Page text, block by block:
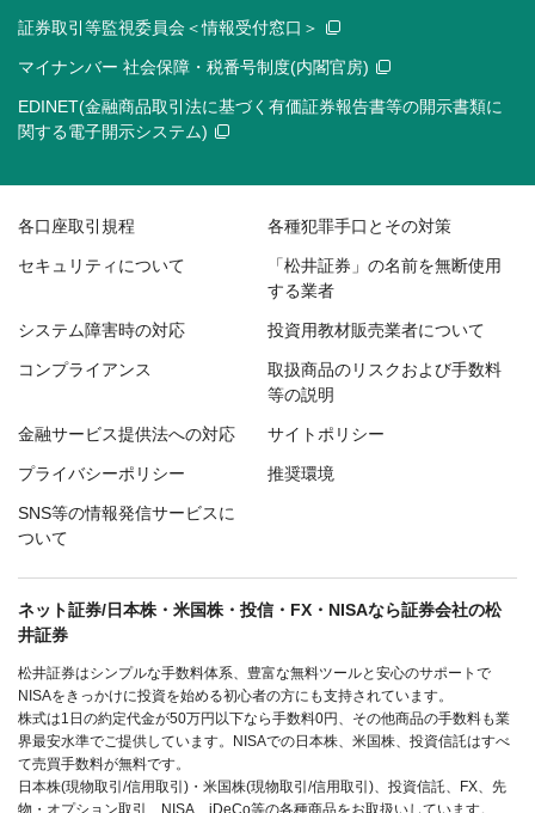
証券取引等監視委員会＜情報受付窓口＞
マイナンバー 社会保障・税番号制度(内閣官房)
EDINET(金融商品取引法に基づく有価証券報告書等の開示書類に
関する電子開示システム)
各口座取引規程 各種犯罪手口とその対策
セキュリティについて
「松井証券」の名前を無断使用
する業者
システム障害時の対応 投資用教材販売業者について
コンプライアンス
取扱商品のリスクおよび手数料
等の説明
金融サービス提供法への対応 サイトポリシー
プライバシーポリシー 推奨環境
SNS等の情報発信サービスに
ついて
ネット証券/日本株・米国株・投信・FX・NISAなら証券会社の松
井証券
松井証券はシンプルな手数料体系、豊富な無料ツールと安心のサポートで
NISAをきっかけに投資を始める初心者の方にも支持されています。
株式は1日の約定代金が50万円以下なら手数料0円、その他商品の手数料も業
界最安水準でご提供しています。NISAでの日本株、米国株、投資信託はすべ
て売買手数料が無料です。
日本株(現物取引/信用取引)・米国株(現物取引/信用取引)、投資信託、FX、先